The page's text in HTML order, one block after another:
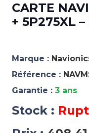
CARTE
+ 5P275XL
Marque :
Référence :
Garantie : 3 ans
Stock :